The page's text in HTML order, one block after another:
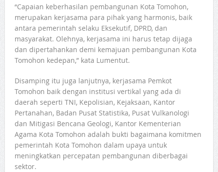
“Capaian keberhasilan pembangunan Kota Tomohon,
merupakan kerjasama para pihak yang harmonis, baik
antara pemerintah selaku Eksekutif, DPRD, dan
masyarakat. Olehnya, kerjasama ini harus tetap dijaga
dan dipertahankan demi kemajuan pembangunan Kota
Tomohon kedepan,” kata Lumentut.
Disamping itu juga lanjutnya, kerjasama Pemkot
Tomohon baik dengan institusi vertikal yang ada di
daerah seperti TNI, Kepolisian, Kejaksaan, Kantor
Pertanahan, Badan Pusat Statistika, Pusat Vulkanologi
dan Mitigasi Bencana Geologi, Kantor Kementerian
Agama Kota Tomohon adalah bukti bagaimana komitmen
pemerintah Kota Tomohon dalam upaya untuk
meningkatkan percepatan pembangunan diberbagai
sektor.